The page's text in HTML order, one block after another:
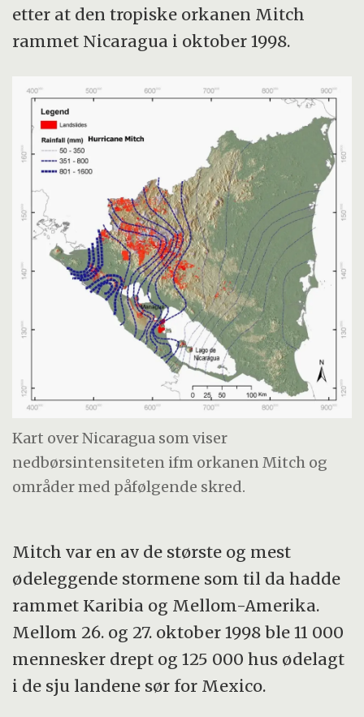
etter at den tropiske orkanen Mitch
rammet Nicaragua i oktober 1998.
Kart over Nicaragua som viser
nedbørsintensiteten ifm orkanen Mitch og
områder med påfølgende skred.
Mitch var en av de største og mest
ødeleggende stormene som til da hadde
rammet Karibia og Mellom-Amerika.
Mellom 26. og 27. oktober 1998 ble 11 000
mennesker drept og 125 000 hus ødelagt
i de sju landene sør for Mexico.